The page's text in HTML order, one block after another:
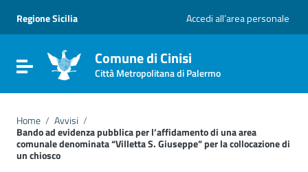
Vai al menu di navigazione
Vai al footer
Regione Sicilia Accedi all’area personale
Attiva / disattiva la navigazione
Comune di Cinisi
Città Metropolitana di Palermo
Home / Avvisi /
Bando ad evidenza pubblica per l’affidamento di una area
comunale denominata “Villetta S. Giuseppe” per la collocazione di
un chiosco